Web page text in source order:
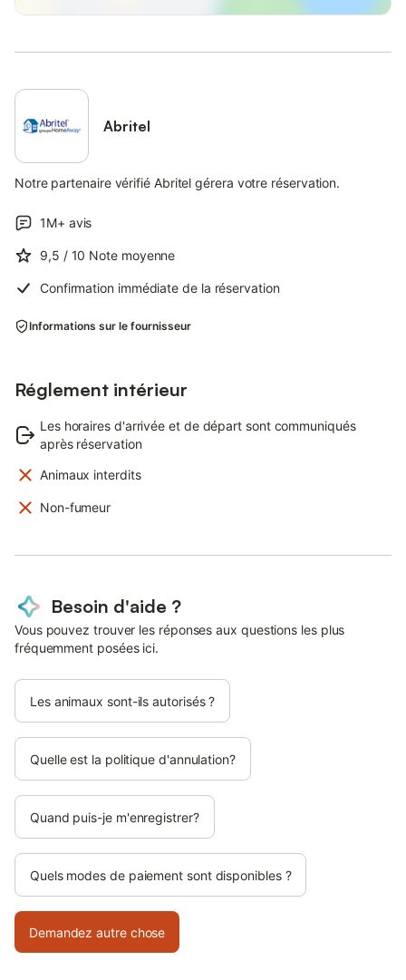
Abritel
Notre partenaire vérifié Abritel gérera votre réservation.
1M+ avis
9,5 / 10 Note moyenne
Confirmation immédiate de la réservation
Informations sur le fournisseur
Réglement intérieur
Les horaires d'arrivée et de départ sont communiqués
après réservation
Animaux interdits
Non-fumeur
Besoin d'aide ?
Vous pouvez trouver les réponses aux questions les plus
fréquemment posées ici.
Les animaux sont-ils autorisés ?
Quelle est la politique d'annulation?
Quand puis-je m'enregistrer?
Quels modes de paiement sont disponibles ?
Demandez autre chose